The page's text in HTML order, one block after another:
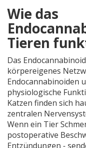
Wie das
Tieren
Das
körpereigenes
Endocannabinoiden
physiologische
Katzen finden sich
zentralen
Wenn ein Tier
postoperative
Entzündungen -